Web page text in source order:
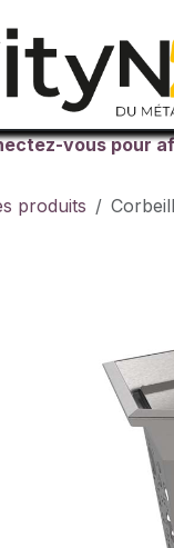
vous pour
produits